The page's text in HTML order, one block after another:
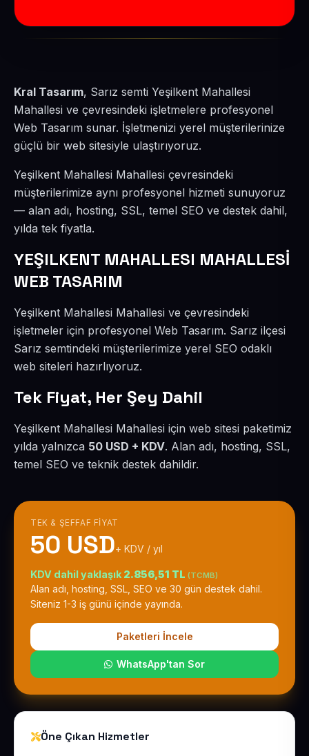
Kral Tasarım, Sarız semti Yeşilkent Mahallesi
Mahallesi ve çevresindeki işletmelere profesyonel
Web Tasarım sunar. İşletmenizi yerel müşterilerinize
güçlü bir web sitesiyle ulaştırıyoruz.
Yeşilkent Mahallesi Mahallesi çevresindeki
müşterilerimize aynı profesyonel hizmeti sunuyoruz
— alan adı, hosting, SSL, temel SEO ve destek dahil,
yılda tek fiyatla.
YEŞILKENT MAHALLESI MAHALLESİ
WEB TASARIM
Yeşilkent Mahallesi Mahallesi ve çevresindeki
işletmeler için profesyonel Web Tasarım. Sarız ilçesi
Sarız semtindeki müşterilerimize yerel SEO odaklı
web siteleri hazırlıyoruz.
Tek Fiyat, Her Şey Dahil
Yeşilkent Mahallesi Mahallesi için web sitesi paketimiz
yılda yalnızca 50 USD + KDV. Alan adı, hosting, SSL,
temel SEO ve teknik destek dahildir.
TEK & ŞEFFAF FIYAT
50 USD+ KDV / yıl
KDV dahil yaklaşık 2.856,51 TL (TCMB)
Alan adı, hosting, SSL, SEO ve 30 gün destek dahil.
Siteniz 1-3 iş günü içinde yayında.
Paketleri İncele
WhatsApp'tan Sor
Öne Çıkan Hizmetler